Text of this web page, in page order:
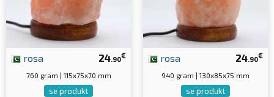
24.90€
rosa
760 gram | 115x75x70 mm
se produkt
24.90€
rosa
940 gram | 130x85x75 mm
se produkt